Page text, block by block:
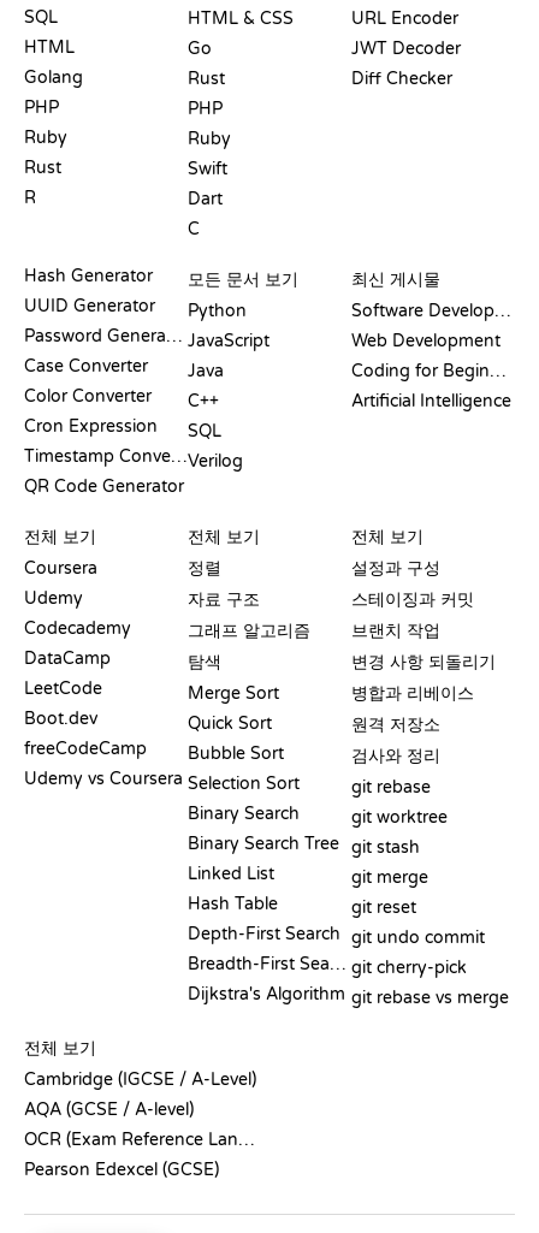
SQL
HTML
Golang
PHP
Ruby
Rust
R
HTML & CSS
Go
Rust
PHP
Ruby
Swift
Dart
C
URL Encoder
JWT Decoder
Diff Checker
Hash Generator
UUID Generator
Password Generator
Case Converter
Color Converter
Cron Expression
Timestamp Converter
QR Code Generator
모든 문서 보기
Python
JavaScript
Java
C++
SQL
Verilog
최신 게시물
Software Development
Web Development
Coding for Beginners
Artificial Intelligence
전체 보기
Coursera
Udemy
Codecademy
DataCamp
LeetCode
Boot.dev
freeCodeCamp
Udemy vs Coursera
전체 보기
정렬
자료 구조
그래프 알고리즘
탐색
Merge Sort
Quick Sort
Bubble Sort
Selection Sort
Binary Search
Binary Search Tree
Linked List
Hash Table
Depth-First Search
Breadth-First Search
Dijkstra's Algorithm
전체 보기
설정과 구성
스테이징과 커밋
브랜치 작업
변경 사항 되돌리기
병합과 리베이스
원격 저장소
검사와 정리
git rebase
git worktree
git stash
git merge
git reset
git undo commit
git cherry-pick
git rebase vs merge
전체 보기
Cambridge (IGCSE / A-Level)
AQA (GCSE / A-level)
OCR (Exam Reference Language)
Pearson Edexcel (GCSE)